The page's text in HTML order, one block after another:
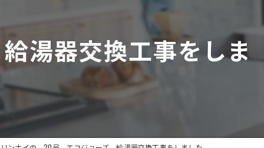
レンジフード
IHクッキングヒーター
ビルトイン食洗機
湯器交換工事をしま